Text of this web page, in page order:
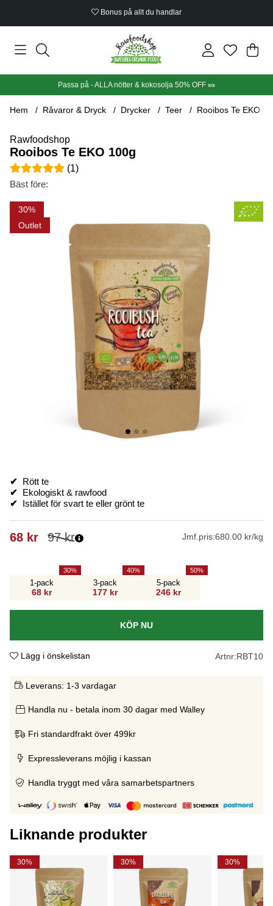
Bonus på allt du handlar
Din
.
Passa på - ALLA nötter & kokosolja 50% OFF 🥜
Hem Råvaror & Dryck Drycker Teer Rooibos Te EKO
Rawfoodshop
Rooibos Te EKO 100g
Medelbetyg 5 av 5 Antal betyg 1
(1)
Bäst före:
30
Outlet
Produktbilder Rooibos Te EKO 100g
✔
Rött te
✔
Ekologiskt & rawfood
✔
Istället för svart te eller grönt te
97kr
68 kr Jmf.pris:680.00 kr/kg
1-pack
68 kr
30
3-pack
177 kr
40
5-pack
246 kr
50
KÖP NU
Lägg i önskelistan Artnr:RBT10
Leverans: 1-3 vardagar
Handla nu - betala inom 30 dagar med Walley
Fri standardfrakt över 499kr
Expressleverans möjlig i kassan
Handla tryggt med våra samarbetspartners
Liknande produkter
30% 30% 30%